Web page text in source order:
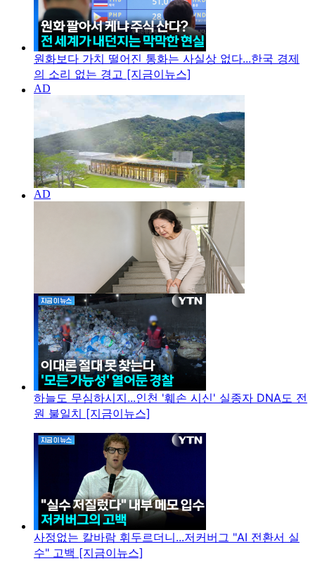
원화보다 가치 떨어진 통화는 사실상 없다...한국 경제
의 소리 없는 경고 [지금이뉴스]
하늘도 무심하시지...인천 '훼손 시신' 실종자 DNA도 전
원 불일치 [지금이뉴스]
사정없는 칼바람 휘두르더니...저커버그 "AI 전환서 실
수" 고백 [지금이뉴스]